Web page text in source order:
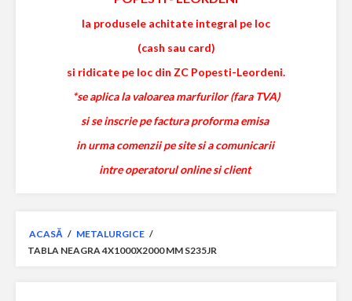
la produsele achitate integral pe loc
(cash sau card)
si ridicate pe loc din ZC Popesti-Leordeni.
*se aplica la valoarea marfurilor (fara TVA)
si se inscrie pe factura proforma emisa
in urma comenzii pe site si a comunicarii
intre operatorul online si client
ACASĂ / METALURGICE /
TABLA NEAGRA 4X1000X2000 MM S235JR